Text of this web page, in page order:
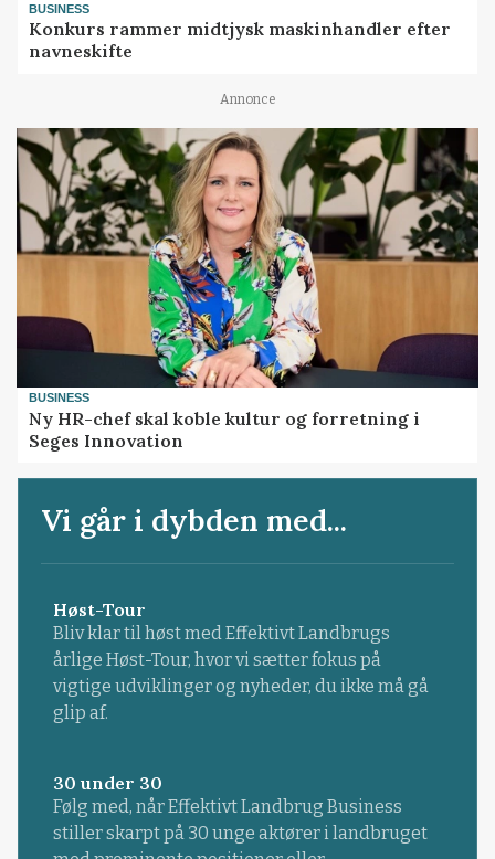
BUSINESS
Konkurs rammer midtjysk maskinhandler efter
navneskifte
Annonce
BUSINESS
Ny HR-chef skal koble kultur og forretning i
Seges Innovation
Vi går i dybden med...
Høst-Tour
Bliv klar til høst med Effektivt Landbrugs
årlige Høst-Tour, hvor vi sætter fokus på
vigtige udviklinger og nyheder, du ikke må gå
glip af.
30 under 30
Følg med, når Effektivt Landbrug Business
stiller skarpt på 30 unge aktører i landbruget